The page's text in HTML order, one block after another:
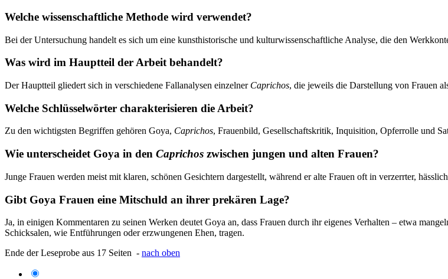
Welche wissenschaftliche Methode wird verwendet?
Bei der Untersuchung handelt es sich um eine kunsthistorische und kulturwissenschaftliche Analyse, die den
Was wird im Hauptteil der Arbeit behandelt?
Der Hauptteil gliedert sich in verschiedene Fallanalysen einzelner Caprichos, die jeweils die Darstellung von Frauen
Welche Schlüsselwörter charakterisieren die Arbeit?
Zu den wichtigsten Begriffen gehören Goya, Caprichos, Frauenbild, Gesellschaftskritik, Inquisition, Opferrolle und
Wie unterscheidet Goya in den Caprichos zwischen jungen und alten Frauen?
Junge Frauen werden meist mit klaren, schönen Gesichtern dargestellt, während er alte Frauen oft in verzerrter,
Gibt Goya Frauen eine Mitschuld an ihrer prekären Lage?
Ja, in einigen Kommentaren zu seinen Werken deutet Goya an, dass Frauen durch ihr eigenes Verhalten – etwa
Schicksalen, wie Entführungen oder erzwungenen Ehen, tragen.
Ende der Leseprobe aus 17 Seiten - nach oben